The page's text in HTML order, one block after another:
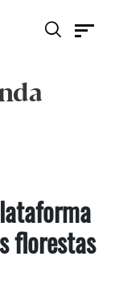
florestas